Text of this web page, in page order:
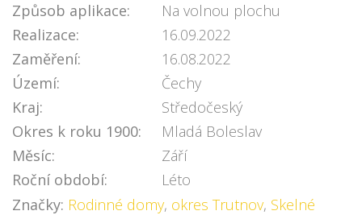
Způsob aplikace:
Na volnou plochu
Realizace:
16.09.2022
Zaměření:
16.08.2022
Území:
Čechy
Kraj:
Středočeský
Okres k roku 1900:
Mladá Boleslav
Měsíc:
Září
Roční období:
Léto
Značky: Rodinné domy, okres Trutnov, Skelné